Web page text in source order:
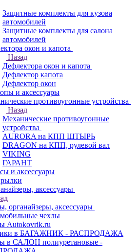
Защитные комплекты для кузова
автомобилей
Защитные комплекты для салона
автомобилей
окон и капота
Назад
Дефлектора окон и капота
Дефлектор капота
Дефлектор окон
и аксессуары
противоугонные устройства
Назад
Механические противоугонные
устройства
AURORA на КПП ШТЫРЬ
DRAGON на КПП, рулевой вал
VIKING
ГАРАНТ
и аксессуары
аксессуары
органайзеры, аксессуары
чехлы
Autokovrik.ru
в БАГАЖНИК - РАСПРОДАЖА
в САЛОН полиуретановые -